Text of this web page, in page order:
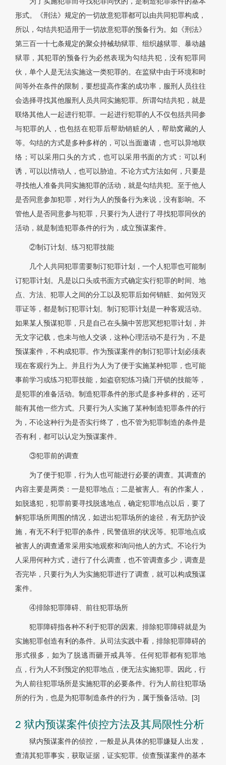
形式。《刑法》规定的一切故意犯罪都可以由共同犯罪构成，
所以，勾结共犯适用于一切故意犯罪的预备行为。如《刑法》
第三百一十七条规定的聚众持械劫狱罪、组织越狱罪、暴动越
狱罪，其犯罪的预备行为必然表现为勾结共犯，没有犯罪同
伙，单个人是无法实施这一类犯罪的。在监狱中由于环境和时
间等外在条件的限制，要想提高作案的成功率，服刑人员往往
会选择寻找其他服刑人员共同实施犯罪。所谓勾结共犯，就是
联络其他人一起进行犯罪。一起进行犯罪的人不仅包括共同参
与犯罪的人，也包括在犯罪后帮助销赃的人，帮助窝藏的人
等。勾结的方式是多种多样的，可以当面邀请，也可以异地联
络；可以采用口头的方式，也可以采用书面的方式：可以利
诱，可以以情动人，也可以胁迫。不论方式方法如何，只要是
寻找他人准备共同实施犯罪的活动，就是勾结共犯。至于他人
是否同意参加犯罪，对行为人的预备行为来说，没有影响。不
管他人是否同意参与犯罪，只要行为人进行了寻找犯罪同伙的
活动，就是制造犯罪条件的行为，成立预谋案件。
②制订计划、练习犯罪技能
几个人共同犯罪需要制订犯罪计划，一个人犯罪也可能制
订犯罪计划。凡是以口头或书面方式确定实行犯罪的时间、地
点、方法、犯罪人之间的分工以及犯罪后如何销赃、如何毁灭
罪证等，都是制订犯罪计划。制订犯罪计划是一种客观活动。
如果某人预谋犯罪，只是自己在头脑中苦思冥想犯罪计划，并
无文字记载，也未与他人交谈，这种心理活动不是行为，不是
预谋案件，不构成犯罪。作为预谋案件的制订犯罪计划必须表
现在客观行为上。并且行为人为了便于实施某种犯罪，也可能
事前学习或练习犯罪技能，如盗窃犯练习撬门开锁的技能等，
是犯罪的准备活动。制造犯罪条件的形式是多种多样的，还可
能有其他一些方式。只要行为人实施了某种制造犯罪条件的行
为，不论这种行为是否实行终了，也不管为犯罪制造的条件是
否有利，都可以认定为预谋案件。
③犯罪前的调查
为了便于犯罪，行为人也可能进行必要的调查。其调查的
内容主要是两类：一是犯罪地点；二是被害人。有的作案人，
如脱逃犯，犯罪前要寻找脱逃地点，确定犯罪地点以后，要了
解犯罪场所周围的情况，如进出犯罪场所的途径，有无防护设
施，有无不利于犯罪的条件，民警值班的状况等。犯罪地点或
被害人的调查通常采用实地观察和询问他人的方式。不论行为
人采用何种方式，进行了什么调查，也不管调查多少，调查是
否完毕，只要行为人为实施犯罪进行了调查，就可以构成预谋
案件。
④排除犯罪障碍、前往犯罪场所
犯罪障碍指各种不利于犯罪的因素。排除犯罪障碍就是为
实施犯罪创造有利的条件。从司法实践中看，排除犯罪障碍的
形式很多，如为了脱逃而砸开戒具等。任何犯罪都有犯罪地
点，行为人不到预定的犯罪地点，便无法实施犯罪。因此，行
为人前往犯罪场所是实施犯罪的必要条件。行为人前往犯罪场
所的行为，也是为犯罪制造条件的行为，属于预备活动。 [3]
2 狱内预谋案件侦控方法及其局限性分析
狱内预谋案件的侦控，一般是从具体的犯罪嫌疑人出发，
查清其犯罪事实，获取证据，证实犯罪。侦查预谋案件的基本